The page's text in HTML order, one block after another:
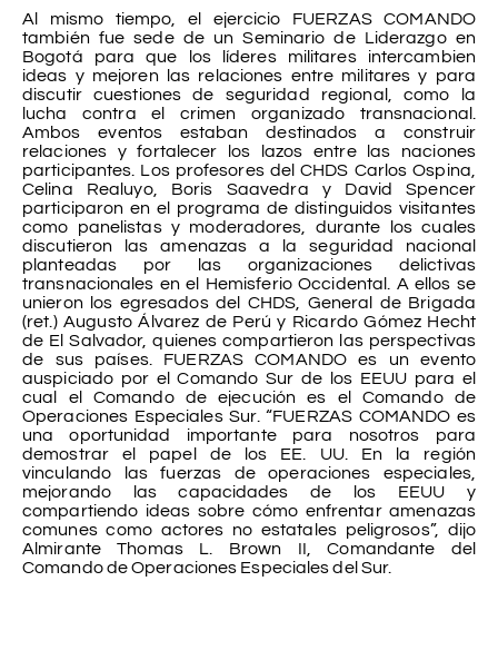
Al mismo tiempo, el ejercicio FUERZAS COMANDO
también fue sede de un Seminario de Liderazgo en
Bogotá para que los líderes militares intercambien
ideas y mejoren las relaciones entre militares y para
discutir cuestiones de seguridad regional, como la
lucha contra el crimen organizado transnacional.
Ambos eventos estaban destinados a construir
relaciones y fortalecer los lazos entre las naciones
participantes. Los profesores del CHDS Carlos Ospina,
Celina Realuyo, Boris Saavedra y David Spencer
participaron en el programa de distinguidos visitantes
como panelistas y moderadores, durante los cuales
discutieron las amenazas a la seguridad nacional
planteadas por las organizaciones delictivas
transnacionales en el Hemisferio Occidental. A ellos se
unieron los egresados del CHDS, General de Brigada
(ret.) Augusto Álvarez de Perú y Ricardo Gómez Hecht
de El Salvador, quienes compartieron las perspectivas
de sus países. FUERZAS COMANDO es un evento
auspiciado por el Comando Sur de los EEUU para el
cual el Comando de ejecución es el Comando de
Operaciones Especiales Sur. “FUERZAS COMANDO es
una oportunidad importante para nosotros para
demostrar el papel de los EE. UU. En la región
vinculando las fuerzas de operaciones especiales,
mejorando las capacidades de los EEUU y
compartiendo ideas sobre cómo enfrentar amenazas
comunes como actores no estatales peligrosos”, dijo
Almirante Thomas L. Brown II, Comandante del
Comando de Operaciones Especiales del Sur.